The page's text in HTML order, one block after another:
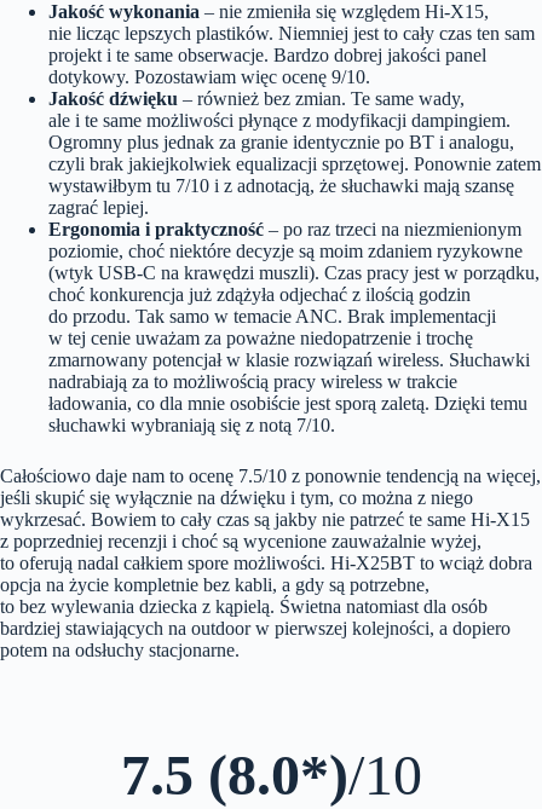
Jakość wykonania – nie zmieniła się względem Hi-X15,
nie licząc lepszych plastików. Niemniej jest to cały czas ten sam
projekt i te same obserwacje. Bardzo dobrej jakości panel
dotykowy. Pozostawiam więc ocenę 9/10.
Jakość dźwięku – również bez zmian. Te same wady,
ale i te same możliwości płynące z modyfikacji dampingiem.
Ogromny plus jednak za granie identycznie po BT i analogu,
czyli brak jakiejkolwiek equalizacji sprzętowej. Ponownie zatem
wystawiłbym tu 7/10 i z adnotacją, że słuchawki mają szansę
zagrać lepiej.
Ergonomia i praktyczność – po raz trzeci na niezmienionym
poziomie, choć niektóre decyzje są moim zdaniem ryzykowne
(wtyk USB-C na krawędzi muszli). Czas pracy jest w porządku,
choć konkurencja już zdążyła odjechać z ilością godzin
do przodu. Tak samo w temacie ANC. Brak implementacji
w tej cenie uważam za poważne niedopatrzenie i trochę
zmarnowany potencjał w klasie rozwiązań wireless. Słuchawki
nadrabiają za to możliwością pracy wireless w trakcie
ładowania, co dla mnie osobiście jest sporą zaletą. Dzięki temu
słuchawki wybraniają się z notą 7/10.
Całościowo daje nam to ocenę 7.5/10 z ponownie tendencją na więcej,
jeśli skupić się wyłącznie na dźwięku i tym, co można z niego
wykrzesać. Bowiem to cały czas są jakby nie patrzeć te same Hi-X15
z poprzedniej recenzji i choć są wycenione zauważalnie wyżej,
to oferują nadal całkiem spore możliwości. Hi-X25BT to wciąż dobra
opcja na życie kompletnie bez kabli, a gdy są potrzebne,
to bez wylewania dziecka z kąpielą. Świetna natomiast dla osób
bardziej stawiających na outdoor w pierwszej kolejności, a dopiero
potem na odsłuchy stacjonarne.
7.5 (8.0*)/10